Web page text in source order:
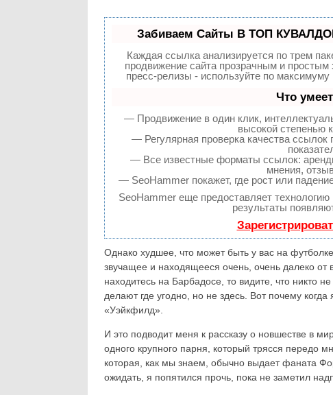
Забиваем Сайты В ТОП
Каждая ссылка анализируется по трем
продвижение сайта прозрачным и
пресс-релизы - используйте по
Что
— Продвижение в один клик,
высокой степенью
— Регулярная проверка качества
— Все известные форматы ссылок:
мнения,
— SeoHammer покажет, где рост или
SeoHammer еще предоставляет технологию
результаты
Однако худшее, что может быть у вас на
звучащее и находящееся очень, очень далеко
находитесь на Барбадосе, то видите, что никто
делают где угодно, но не здесь. Вот почему
«Уэйкфилд».
И это подводит меня к рассказу о новшестве в
одного крупного парня, который трясся передо
которая, как мы знаем, обычно выдает фаната
ожидать, я попятился прочь, пока не заметил